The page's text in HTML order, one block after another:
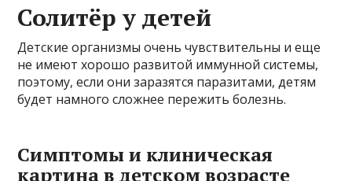
Солитёр у детей
Детские организмы очень чувствительны и еще
не имеют хорошо развитой иммунной системы,
поэтому, если они заразятся паразитами, детям
будет намного сложнее пережить болезнь.
Симптомы и клиническая
картина в детском возрасте